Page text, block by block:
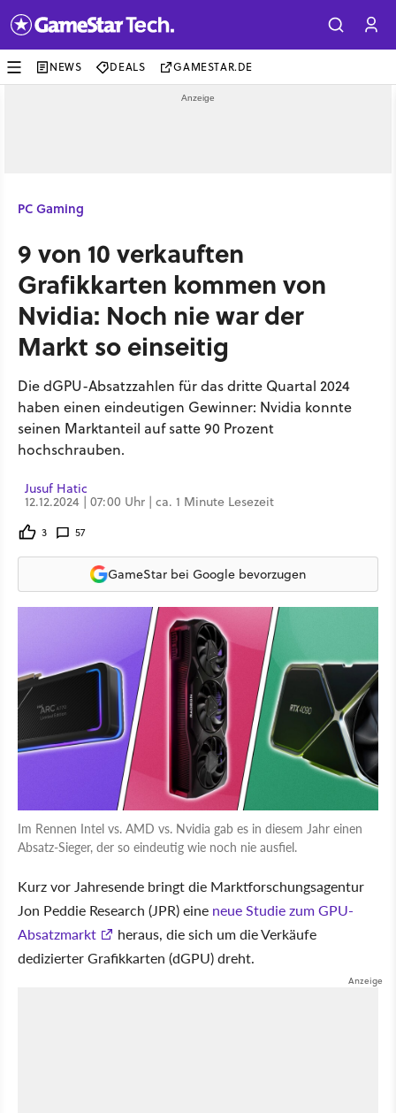
NEWS DEALS GAMESTAR.DE
PC Gaming
9 von 10 verkauften
Grafikkarten kommen von
Nvidia: Noch nie war der
Markt so einseitig
Die dGPU-Absatzzahlen für das dritte Quartal 2024
haben einen eindeutigen Gewinner: Nvidia konnte
seinen Marktanteil auf satte 90 Prozent
hochschrauben.
Jusuf Hatic
12.12.2024 | 07:00 Uhr | ca. 1 Minute Lesezeit
3 57
GameStar bei Google bevorzugen
Im Rennen Intel vs. AMD vs. Nvidia gab es in diesem Jahr einen
Absatz-Sieger, der so eindeutig wie noch nie ausfiel.
Kurz vor Jahresende bringt die Marktforschungsagentur
Jon Peddie Research (JPR) eine neue Studie zum GPU-
Absatzmarkt
heraus, die sich um die Verkäufe
dedizierter Grafikkarten (dGPU) dreht.